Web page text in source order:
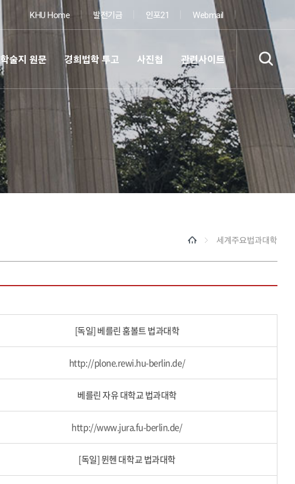
KHU Home 발전기금 인포21 Webmail
학술지 원문 경희법학 투고 사진첩 관련사이트
세계주요법과대학
[독일] 베를린 훔볼트 법과대학
http://plone.rewi.hu-berlin.de/
베를린 자유 대학교 법과대학
http://www.jura.fu-berlin.de/
[독일] 뮌헨 대학교 법과대학